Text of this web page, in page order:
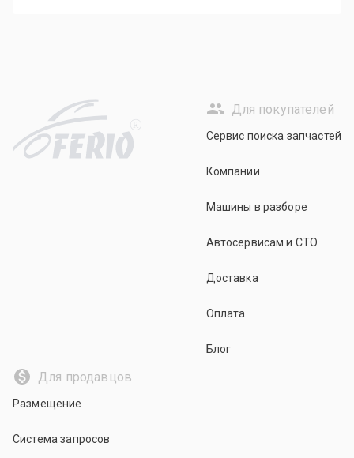
R
Для покупателей
Сервис поиска запчастей
Компании
Машины в разборе
Автосервисам и СТО
Доставка
Оплата
Блог
Для продавцов
Размещение
Система запросов